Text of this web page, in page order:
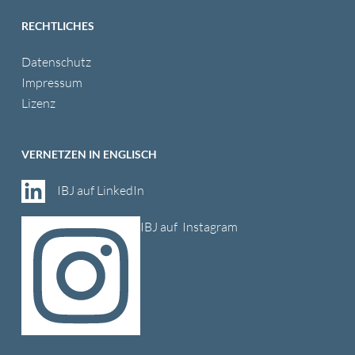
RECHTLICHES
Datenschutz
Impressum
Lizenz
VERNETZEN IN ENGLISCH
IBJ auf LinkedIn
IBJ auf Instagram